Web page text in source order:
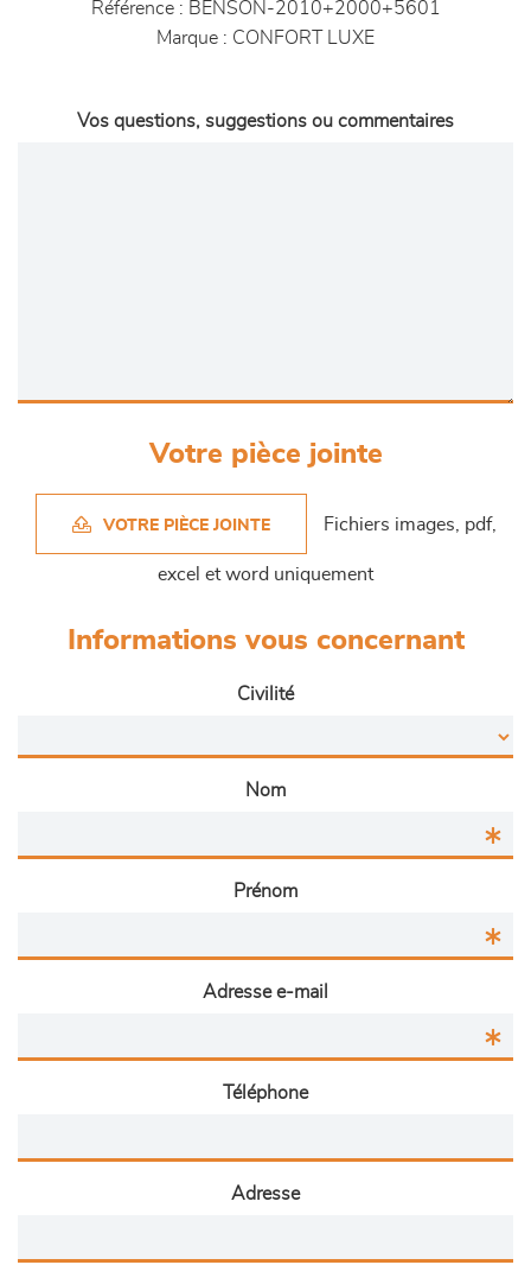
Référence : BENSON-2010+2000+5601
Marque : CONFORT LUXE
Vos questions, suggestions ou commentaires
Votre pièce jointe
VOTRE PIÈCE JOINTE Fichiers images, pdf,
excel et word uniquement
Informations vous concernant
Civilité
Nom
Prénom
Adresse e-mail
Téléphone
Adresse